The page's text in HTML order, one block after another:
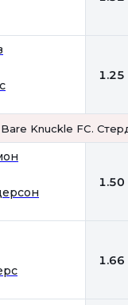
1.25
Knuckle FC.
1.50
1.66